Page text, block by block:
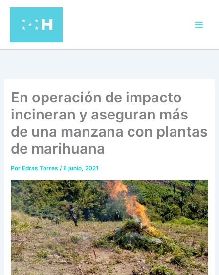
contenido
En operación de impacto
incineran y aseguran más
de una manzana con plantas
de marihuana
Por Edras Torres/8 junio, 2021